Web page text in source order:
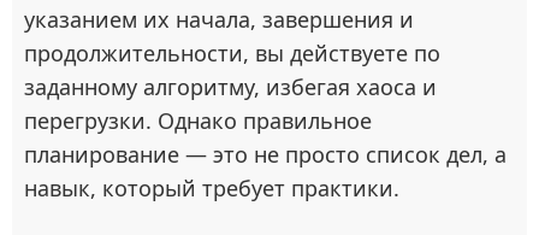
указанием их начала, завершения и
продолжительности, вы действуете по
заданному алгоритму, избегая хаоса и
перегрузки. Однако правильное
планирование — это не просто список дел, а
навык, который требует практики.